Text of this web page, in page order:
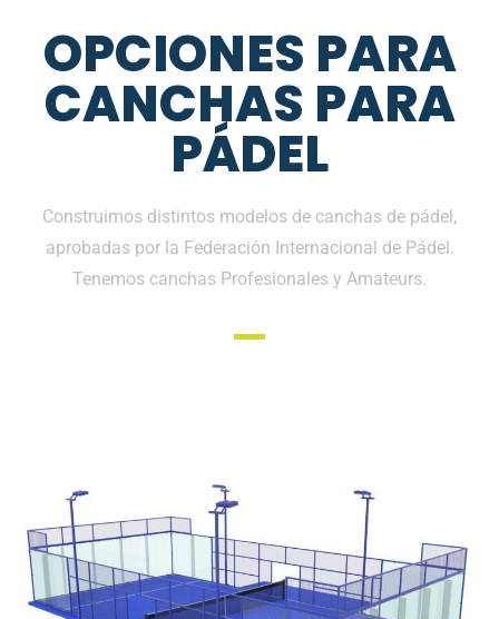
OPCIONES PARA
CANCHAS PARA
PÁDEL
Construimos distintos modelos de canchas de pádel,
aprobadas por la Federación Internacional de Pádel.
Tenemos canchas Profesionales y Amateurs.